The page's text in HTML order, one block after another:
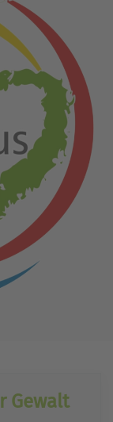
Gewalt